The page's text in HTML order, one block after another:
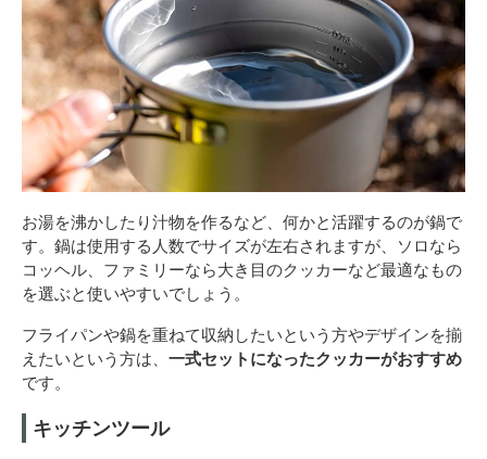
お湯を沸かしたり汁物を作るなど、何かと活躍するのが鍋で
す。鍋は使用する人数でサイズが左右されますが、ソロなら
コッヘル、ファミリーなら大き目のクッカーなど最適なもの
を選ぶと使いやすいでしょう。
フライパンや鍋を重ねて収納したいという方やデザインを揃
えたいという方は、 一式セットになったクッカーがおすすめ
です。
キッチンツール